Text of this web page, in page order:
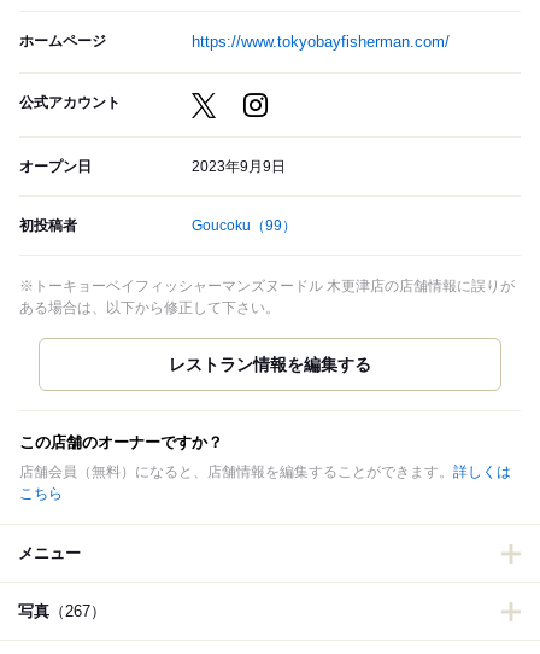
ホームページ https://www.tokyobayfisherman.com/
公式アカウント
オープン日 2023年9月9日
初投稿者 Goucoku （99）
※トーキョーベイフィッシャーマンズヌードル 木更津店の店舗情報に誤りが
ある場合は、以下から修正して下さい。
この店舗のオーナーですか？
店舗会員（無料）になると、店舗情報を編集することができます。 詳しくは
こちら
メニュー
写真 （267）